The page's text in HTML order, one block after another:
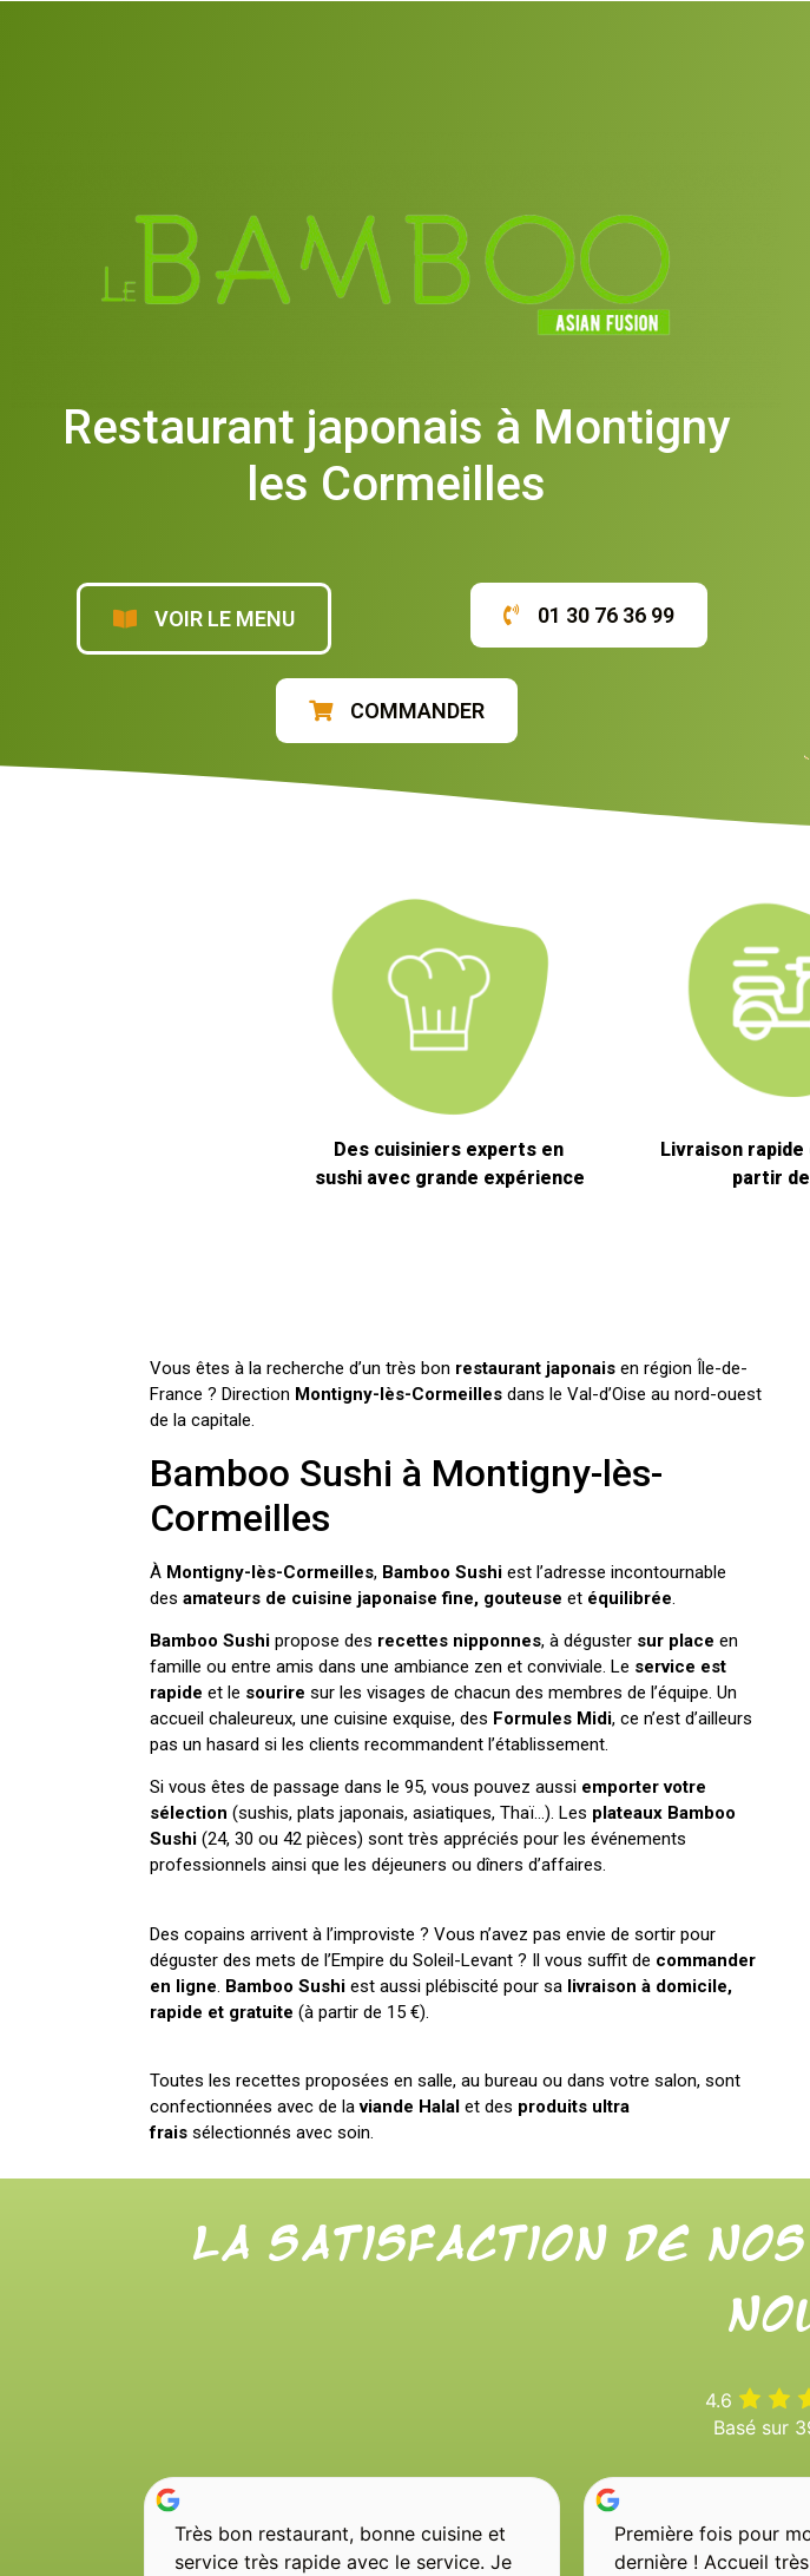
Restaurant japonais à Montigny
les Cormeilles
VOIR LE MENU 01 30 76 36 99
COMMANDER
Des cuisiniers experts en
sushi avec grande expérience
Livraison
partir
Vous êtes à la recherche d’un très bon restaurant japonais en région Île-de-
France ? Direction Montigny-lès-Cormeilles dans le Val-d’Oise au nord-ouest
de la capitale.
Bamboo Sushi à Montigny-lès-
Cormeilles
À Montigny-lès-Cormeilles, Bamboo Sushi est l’adresse incontournable
des amateurs de cuisine japonaise fine, gouteuse et équilibrée.
Bamboo Sushi propose des recettes nipponnes, à déguster sur place en
famille ou entre amis dans une ambiance zen et conviviale. Le service est
rapide et le sourire sur les visages de chacun des membres de l’équipe. Un
accueil chaleureux, une cuisine exquise, des Formules Midi, ce n’est d’ailleurs
pas un hasard si les clients recommandent l’établissement.
Si vous êtes de passage dans le 95, vous pouvez aussi emporter votre
sélection (sushis, plats japonais, asiatiques, Thaï…). Les plateaux Bamboo
Sushi (24, 30 ou 42 pièces) sont très appréciés pour les événements
professionnels ainsi que les déjeuners ou dîners d’affaires.
Des copains arrivent à l’improviste ? Vous n’avez pas envie de sortir pour
déguster des mets de l’Empire du Soleil-Levant ? Il vous suffit de commander
en ligne. Bamboo Sushi est aussi plébiscité pour sa livraison à domicile,
rapide et gratuite (à partir de 15 €).
Toutes les recettes proposées en salle, au bureau ou dans votre salon, sont
confectionnées avec de laviande Halal et des produits ultra
frais sélectionnés avec soin.
La satisfaction de
4.6
Basé sur
Très bon restaurant, bonne cuisine et
service très rapide avec le service. Je
Première fois pour
dernière ! Accueil